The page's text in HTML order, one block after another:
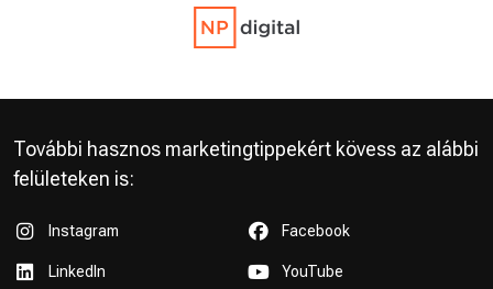
További hasznos marketingtippekért kövess az alábbi
felületeken is:
Instagram Facebook
LinkedIn YouTube